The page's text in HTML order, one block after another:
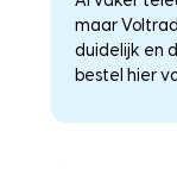
maar
duidelijk en
bestel hier